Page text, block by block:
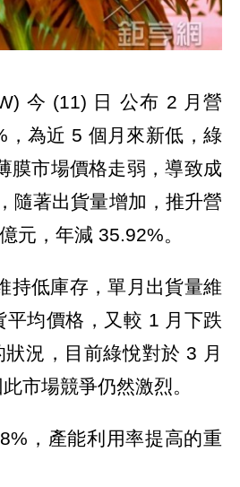
今 (11) 日 公布 2 月營
為近 5 個月來新低，綠
膜市場價格走弱，導致成
隨著出貨量增加，推升營
元，年減 35.92%。
持低庫存，單月出貨量維
均價格，又較 1 月下跌
況，目前綠悅對於 3 月
市場競爭仍然激烈。
，產能利用率提高的重